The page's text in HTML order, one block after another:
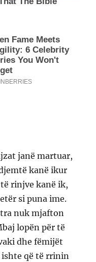
janë martuar,
kanë ikur
rinjve kanë ik,
si puna ime.
nuk mjafton
lopën për të
dhe fëmijët
ishte që të rrinin